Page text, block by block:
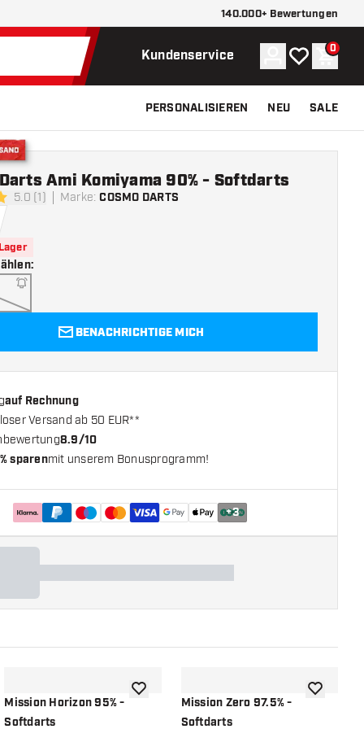
140.000+ Bewertungen
Kundenservice Konto
Meine 0
PERSONALISIEREN NEU SALE
5.0 (1) Marke: COSMO DARTS
Ami Komiyama 90% - Softdarts
:
BENACHRICHTIGE MICH
auf Rechnung
Versand ab 50 EUR**
8.9/10
sparenmit unserem Bonusprogramm!
+3
hinzufügen
Mission Horizon 95% -
Softdarts
Zur Wunschliste hinzufügen
Mission Zero 97.5% -
Softdarts
Zur